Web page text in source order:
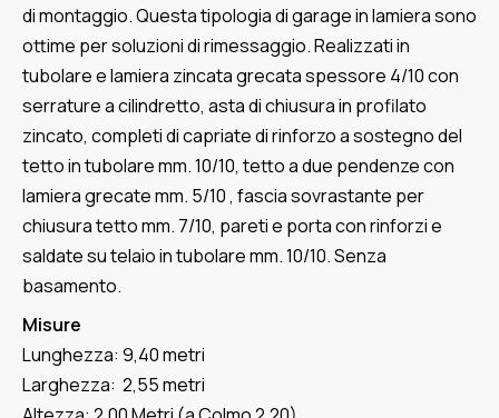
di montaggio. Questa tipologia di garage in lamiera sono
ottime per soluzioni di rimessaggio. Realizzati in
tubolare e lamiera zincata grecata spessore 4/10 con
serrature a cilindretto, asta di chiusura in profilato
zincato, completi di capriate di rinforzo a sostegno del
tetto in tubolare mm. 10/10, tetto a due pendenze con
lamiera grecate mm. 5/10 , fascia sovrastante per
chiusura tetto mm. 7/10, pareti e porta con rinforzi e
saldate su telaio in tubolare mm. 10/10. Senza
basamento.
Misure
Lunghezza: 9,40 metri
Larghezza: 2,55 metri